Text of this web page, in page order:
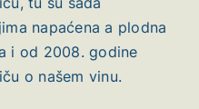
napaćena a plodna
i od 2008. godine
o našem vinu.